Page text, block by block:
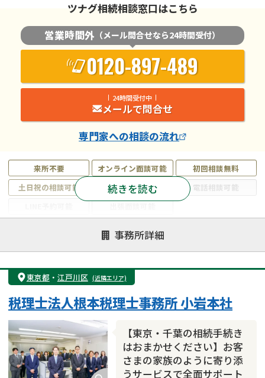
来所不要 オンライン面談可能
初回相談無料
土日祝の相談可能
19時以降電話可能
電話相談可能
遺言書作成・遺言執行
相続放棄
相続登記
遺産分割
遺留分侵害額請求
相続税申告
相続手続き
銀行手続き
成年後見・任意後見
贈与税
生前対策
相続人調査
相続トラブル
続きを読む
ツナグ相続相談窓口はこちら
営業時間外 （メール問合せなら24時間受付）
0120-897-489
24時間受付中
メールで問合せ
専門家への相談の流れ
事務所詳細
東京都 ・ 江戸川区 (近隣エリア)
【東京・千葉の相続手続き
はおまかせください】お客
さまの家族のように寄り添
うサービスで全面サポート
税理士法人根本税理士事務所 小岩本社